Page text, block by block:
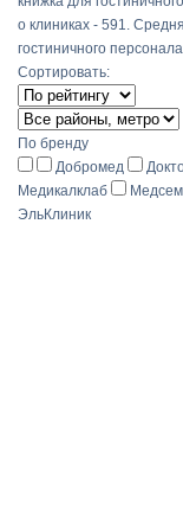
о клиниках - 591.
гостиничного
Сортировать:
По бренду
Добромед
Медикалклаб
ЭльКлиник